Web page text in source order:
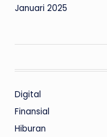
Januari 2025
Digital
Finansial
Hiburan